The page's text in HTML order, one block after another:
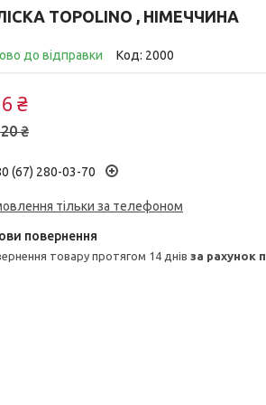
TOPOLINO , НІМЕЧЧИНА
до відправки Код: 2000
₴
₴
(67) 280-03-70
тільки за телефоном
товару протягом 14 днів за рахунок